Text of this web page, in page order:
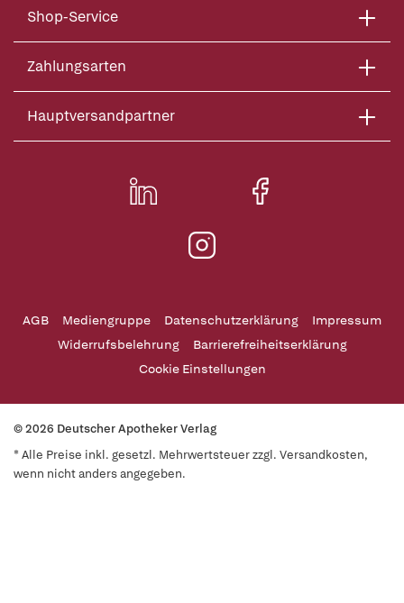
Shop-Service
Zahlungsarten
Hauptversandpartner
AGB Mediengruppe Datenschutzerklärung
Impressum
Widerrufsbelehrung
Barrierefreiheitserklärung
Cookie Einstellungen
© 2026 Deutscher Apotheker Verlag
* Alle Preise inkl. gesetzl. Mehrwertsteuer zzgl. Versandkosten,
wenn nicht anders angegeben.